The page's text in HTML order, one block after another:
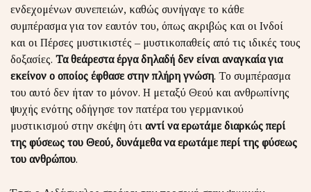
ενδεχομένων συνεπειών, καθώς συνήγαγε το κάθε
συμπέρασμα για τον εαυτόν του, όπως ακριβώς και οι Ινδοί
και οι Πέρσες μυστικιστές – μυστικοπαθείς από τις ιδικές τους
δοξασίες. Τα θεάρεστα έργα δηλαδή δεν είναι αναγκαία για
εκείνον ο οποίος έφθασε στην πλήρη γνώση. Το συμπέρασμα
του αυτό δεν ήταν το μόνον. Η μεταξύ Θεού και ανθρωπίνης
ψυχής ενότης οδήγησε τον πατέρα του γερμανικού
μυστικισμού στην σκέψη ότι αντί να ερωτάμε διαρκώς περί
της φύσεως του Θεού, δυνάμεθα να ερωτάμε περί της φύσεως
του ανθρώπου.